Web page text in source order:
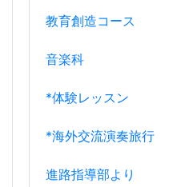
教育創造コース
音楽科
*体験レッスン
*海外交流演奏旅行
進路指導部より